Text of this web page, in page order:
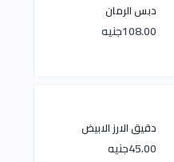
دبس الرمان
108.00جنيه
دقيق الارز الابيض
45.00جنيه